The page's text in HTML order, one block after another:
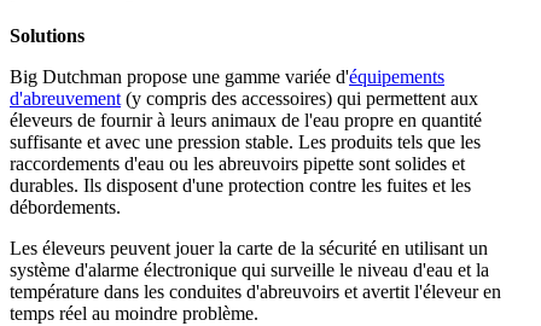
Solutions
Big Dutchman propose une gamme variée d'équipements
d'abreuvement (y compris des accessoires) qui permettent aux
éleveurs de fournir à leurs animaux de l'eau propre en quantité
suffisante et avec une pression stable. Les produits tels que les
raccordements d'eau ou les abreuvoirs pipette sont solides et
durables. Ils disposent d'une protection contre les fuites et les
débordements.
Les éleveurs peuvent jouer la carte de la sécurité en utilisant un
système d'alarme électronique qui surveille le niveau d'eau et la
température dans les conduites d'abreuvoirs et avertit l'éleveur en
temps réel au moindre problème.